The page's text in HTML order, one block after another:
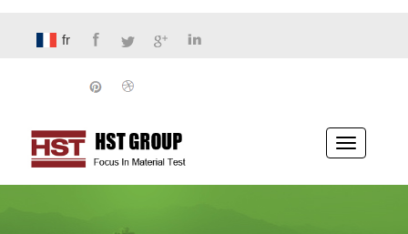
fr
Basculer
la